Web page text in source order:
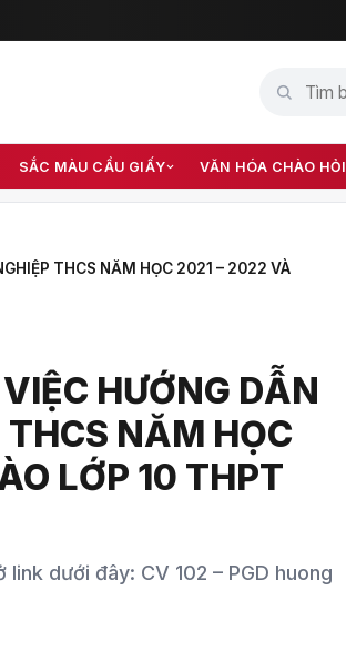
SẮC MÀU CẦU GIẤY VĂN HÓA CHÀO HỎI
THCS NĂM HỌC 2021 – 2022 VÀ
HƯỚNG DẪN
NĂM HỌC
LỚP 10 THPT
dưới đây: CV 102 – PGD huong